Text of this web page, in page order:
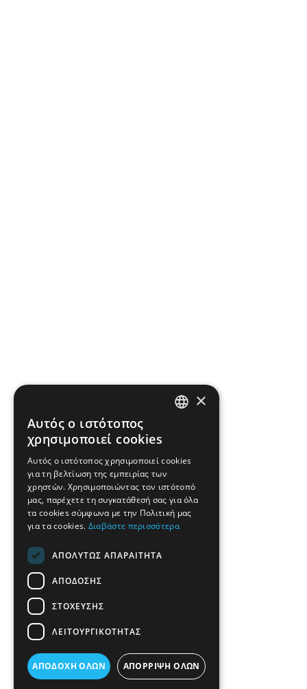
×
Αυτός ο ιστότοπος
χρησιμοποιεί cookies
Αυτός ο ιστότοπος χρησιμοποιεί cookies
για τη βελτίωση της εμπειρίας των
χρηστών. Χρησιμοποιώντας τον ιστότοπό
μας, παρέχετε τη συγκατάθεσή σας για όλα
τα cookies σύμφωνα με την Πολιτική μας
για τα cookies. Διαβάστε περισσότερα
ΑΠΟΛΎΤΩΣ ΑΠΑΡΑΊΤΗΤΑ
ΑΠΌΔΟΣΗΣ
ΣΤΌΧΕΥΣΗΣ
ΛΕΙΤΟΥΡΓΙΚΌΤΗΤΑΣ
ΑΠΟΔΟΧΉ ΌΛΩΝ ΑΠΌΡΡΙΨΗ ΌΛΩΝ